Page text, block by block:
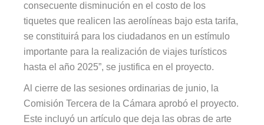
consecuente disminución en el costo de los
tiquetes que realicen las aerolíneas bajo esta tarifa,
se constituirá para los ciudadanos en un estímulo
importante para la realización de viajes turísticos
hasta el año 2025”, se justifica en el proyecto.
Al cierre de las sesiones ordinarias de junio, la
Comisión Tercera de la Cámara aprobó el proyecto.
Este incluyó un artículo que deja las obras de arte